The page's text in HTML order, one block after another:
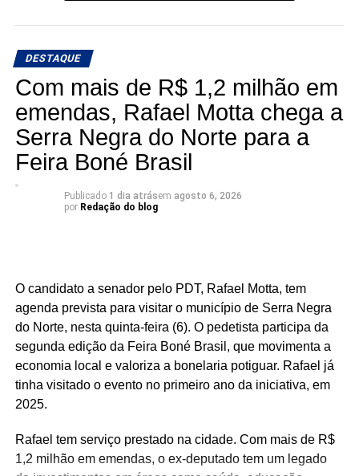
Família, o equivalente a 13,6% da população, o menor
percentual entre os municípios potiguares analisados.
Na sequência aparecem Ouro Branco (16,7%), Cruzeta
(18,5%), Parnamirim (20,1%), Jardim do Seridó (20,7%),
Acari (21,8%), Natal (22,3%), Carnaúba dos Dantas
(23,2%), Mossoró (25,7%) e Caicó (30,2%).
Seridó está associado à diversificação da economia local
e à geração de empregos formais. O município possui
das famílias e reduzindo a necessidade de acesso ao
benefício.
Especialistas que analisaram os dados também atribuem
esse resultado ao trabalho desenvolvido pela política
municipal de assistência social. Na avaliação deles, a
atuação da gestão da Secretaria Municipal de Trabalho,
secretária Suzete Pereira, tem contribuído para fortalecer
ações de inclusão social, qualificação e
DESTAQUE
Com mais de R$ 1,2 milhão em
emendas, Rafael Motta chega a
Serra Negra do Norte para a
Feira Boné Brasil
Publicado 1 dia atrásem agosto 6, 2026
por Redação do blog
O candidato a senador pelo PDT, Rafael Motta, tem
agenda prevista para visitar o município de Serra Negra
do Norte, nesta quinta-feira (6). O pedetista participa da
segunda edição da Feira Boné Brasil, que movimenta a
economia local e valoriza a bonelaria potiguar. Rafael já
tinha visitado o evento no primeiro ano da iniciativa, em
2025.
Rafael tem serviço prestado na cidade. Com mais de R$
1,2 milhão em emendas, o ex-deputado tem um legado